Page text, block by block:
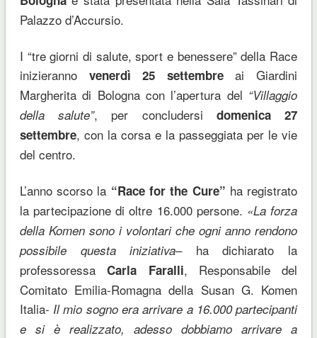
Palazzo d’Accursio.
I “tre giorni di salute, sport e benessere” della Race
inizieranno venerdì 25 settembreai Giardini
Margherita di Bologna con l’apertura del “Villaggio
della salute”, per concludersi domenica 27
settembre, con la corsa e la passeggiata per le vie
del centro.
L’anno scorso la “Race for the Cure” ha registrato
la partecipazione di oltre 16.000 persone. «La forza
della Komen sono i volontari che ogni anno rendono
possibile questa iniziativa– ha dichiarato la
professoressaCarla Faralli, Responsabile del
Comitato Emilia-Romagna della Susan G. Komen
Italia- Il mio sogno era arrivare a 16.000 partecipanti
e si è realizzato, adesso dobbiamo arrivare a